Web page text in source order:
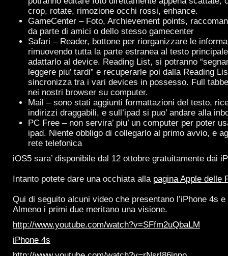
crop, rotate, rimozione occhi rossi, enhance.
GameCenter – Foto, Archievement points,
da parte di amici o dello stesso gamecenter
Safari – Reader, bottone per riorganizzare le
rimuovendo tutta la parte estranea al testo
adattarlo al device. Reading List, si potranno
leggere piu’ tardi” e recuperarle poi dalla Reading
sincronizza tra i vari devices in possesso. Full
nei nostri browser su computer.
Mail – sono stati aggiunti formattazioni del testo,
indirizzi draggabili, e sull’ipad si puo’ andare alla
PC Free – non servira’ piu’ un computer per poter
ipad. Niente obbligo di collegarlo al primo avvio, e
rete telefonica
iOS5 sara’ disponibile dal 12 ottobre gratuitamente dai
Intanto potete dare una occhiata alla pagina Apple delle
Qui di seguito alcuni video che presentano l’iPhone 4s
Almeno i primi due meritano una visione.
http://www.youtube.com/watch?v=SFfm2uQbaLM
iPhone 4s